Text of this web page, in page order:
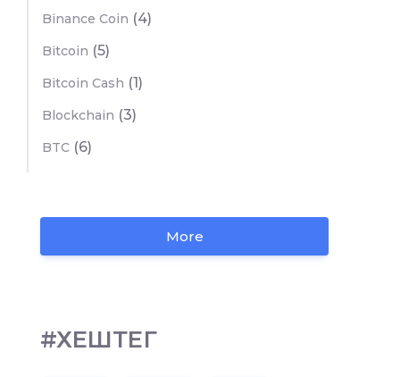
Binance Coin (4)
Bitcoin (5)
Bitcoin Cash (1)
Blockchain (3)
BTC (6)
More
#ХЕШТЕГ